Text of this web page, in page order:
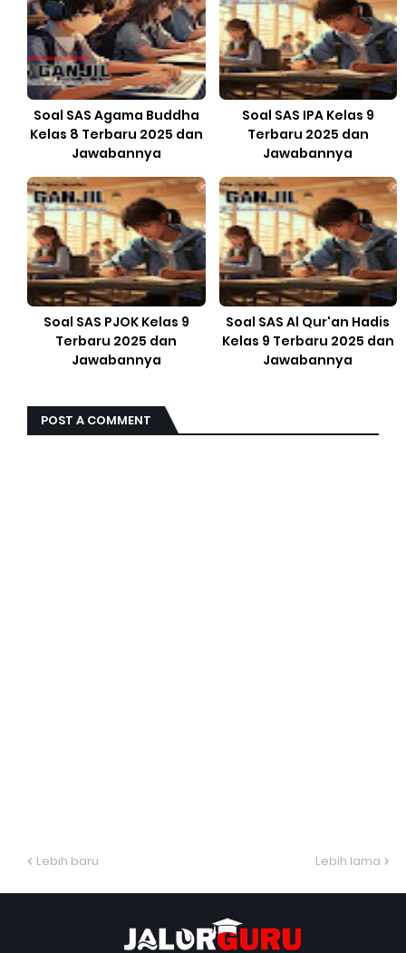
Soal SAS Agama Buddha
Kelas 8 Terbaru 2025 dan
Jawabannya
Soal SAS IPA Kelas 9
Terbaru 2025 dan
Jawabannya
Soal SAS PJOK Kelas 9
Terbaru 2025 dan
Jawabannya
Soal SAS Al Qur'an Hadis
Kelas 9 Terbaru 2025 dan
Jawabannya
POST A COMMENT
Lebih baru Lebih lama